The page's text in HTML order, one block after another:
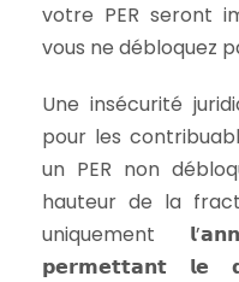
votre PER seront
vous ne débloquez
Une insécurité
pour les
un PER non
hauteur de la
uniquement
𝗽𝗲𝗿𝗺𝗲𝘁𝘁𝗮𝗻𝘁 𝗹𝗲